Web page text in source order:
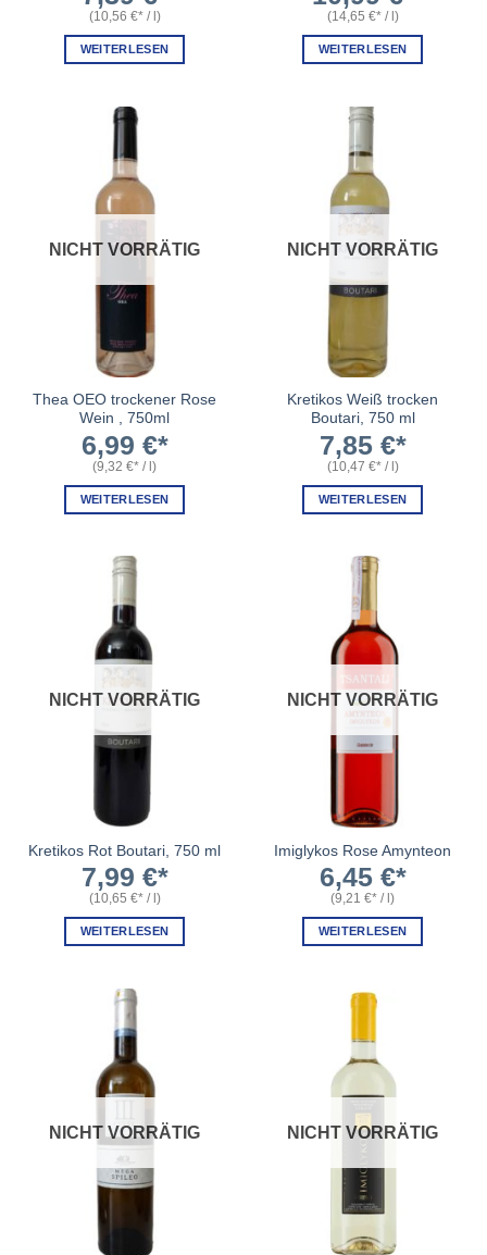
(10,56 € / )
WEITERLESEN
(14,65 € / )
WEITERLESEN
NICHT VORRÄTIG
Thea OEO trockener Rose
Wein , 750ml
6,99 €
(9,32 € /l)
WEITERLESEN
NICHT VORRÄTIG
Kretikos Weiß trocken
Boutari, 750 ml
7,85 €
(10,47 € /l)
WEITERLESEN
NICHT VORRÄTIG
Kretikos Rot Boutari, 750 ml
7,99 €
(10,65 € / )
WEITERLESEN
NICHT VORRÄTIG
Imiglykos Rose Amynteon
6,45 €
(9,21 € / )
WEITERLESEN
NICHT VORRÄTIG NICHT VORRÄTIG